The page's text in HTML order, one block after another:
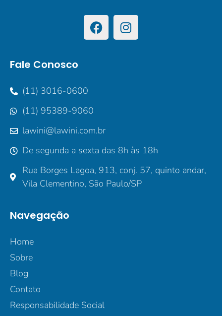
Fale Conosco
(11) 3016-0600
(11) 95389-9060
lawini@lawini.com.br
De segunda a sexta das 8h às 18h
Rua Borges Lagoa, 913, conj. 57, quinto andar,
Vila Clementino, São Paulo/SP
Navegação
Home
Sobre
Blog
Contato
Responsabilidade Social